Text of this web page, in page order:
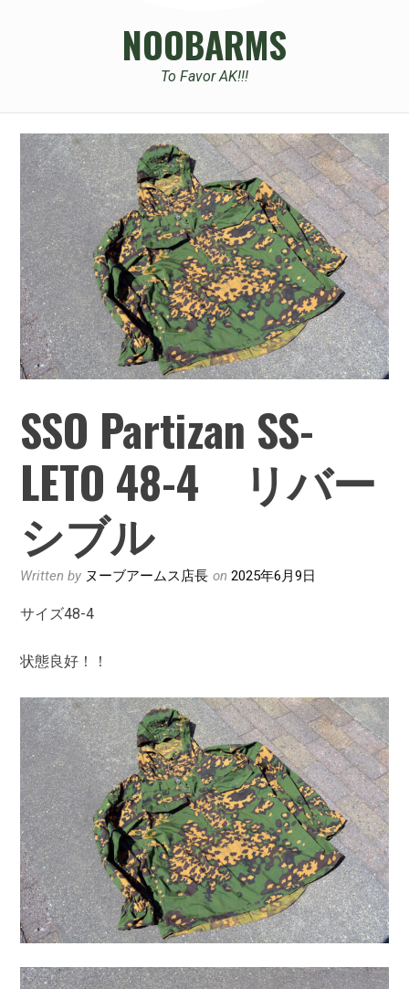
NOOBARMS
To Favor AK!!!
SSO Partizan SS-
LETO 48-4 リバー
シブル
Written by ヌーブアームス店長 on2025年6月9日
サイズ48-4
状態良好！！